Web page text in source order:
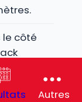
côté
Autres